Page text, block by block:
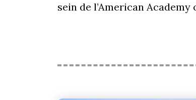
sein de l’American